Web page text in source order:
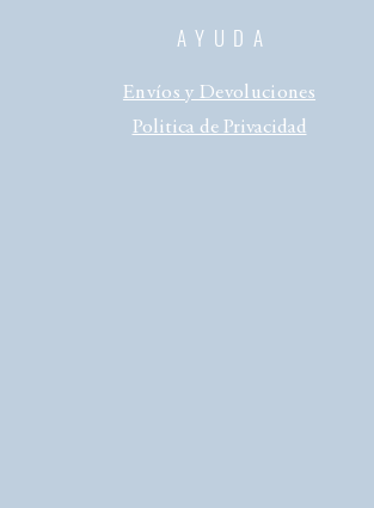
AYUDA
Envíos y Devoluciones
Politica de Privacidad